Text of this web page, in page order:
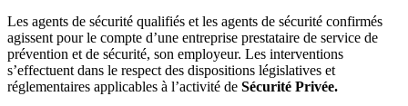
Les agents de sécurité qualifiés et les agents de sécurité confirmés
agissent pour le compte d’une entreprise prestataire de service de
prévention et de sécurité, son employeur. Les interventions
s’effectuent dans le respect des dispositions législatives et
réglementaires applicables à l’activité de Sécurité Privée.